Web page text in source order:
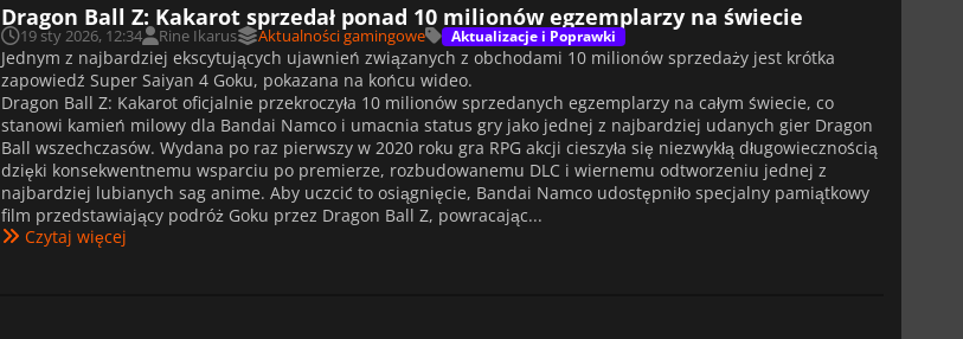
Dragon Ball Z: Kakarot sprzedał ponad 10 milionów egzemplarzy na świecie
19 sty 2026, 12:34 Rine Ikarus Aktualności gamingowe Aktualizacje i Poprawki
Jednym z najbardziej ekscytujących ujawnień związanych z obchodami 10 milionów sprzedaży jest krótka
zapowiedź Super Saiyan 4 Goku, pokazana na końcu wideo.
Dragon Ball Z: Kakarot oficjalnie przekroczyła 10 milionów sprzedanych egzemplarzy na całym świecie, co
stanowi kamień milowy dla Bandai Namco i umacnia status gry jako jednej z najbardziej udanych gier Dragon
Ball wszechczasów. Wydana po raz pierwszy w 2020 roku gra RPG akcji cieszyła się niezwykłą długowiecznością
dzięki konsekwentnemu wsparciu po premierze, rozbudowanemu DLC i wiernemu odtworzeniu jednej z
najbardziej lubianych sag anime. Aby uczcić to osiągnięcie, Bandai Namco udostępniło specjalny pamiątkowy
film przedstawiający podróż Goku przez Dragon Ball Z, powracając...
Czytaj więcej